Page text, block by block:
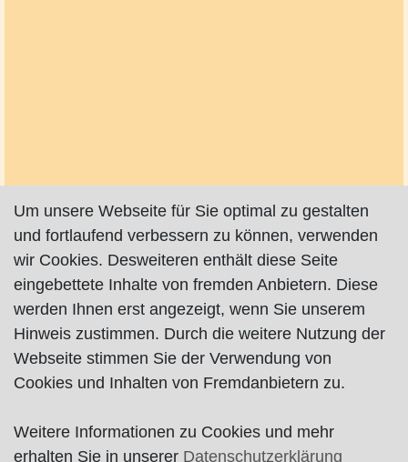
Impressum| Datenschutz
Um unsere Webseite für Sie optimal zu gestalten
und fortlaufend verbessern zu können, verwenden
wir Cookies. Desweiteren enthält diese Seite
eingebettete Inhalte von fremden Anbietern. Diese
werden Ihnen erst angezeigt, wenn Sie unserem
Hinweis zustimmen. Durch die weitere Nutzung der
Webseite stimmen Sie der Verwendung von
Cookies und Inhalten von Fremdanbietern zu.
Weitere Informationen zu Cookies und mehr
erhalten Sie in unserer Datenschutzerklärung